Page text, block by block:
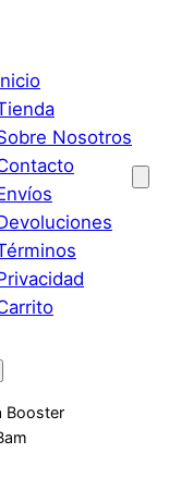
Nosotros
Booster